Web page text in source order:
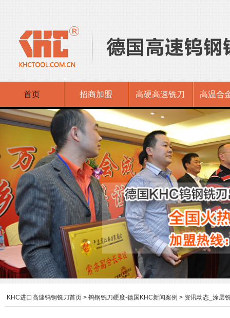
首页 招商加盟 高硬高速铣刀 高温合
KHC进口高速钨钢铣刀首页 > 钨钢铣刀硬度-德国KHC新闻案例 > 资讯动态_涂层